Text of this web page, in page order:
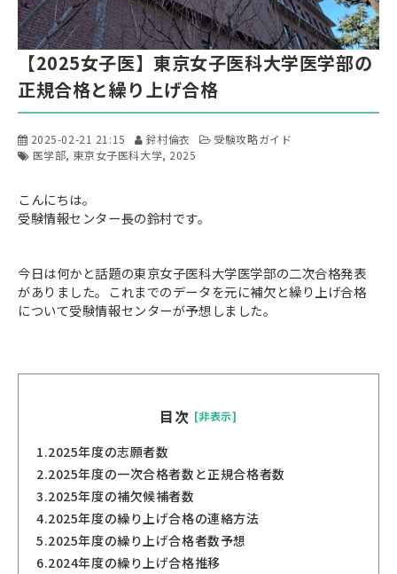
【2025女子医】東京女子医科大学医学部の
正規合格と繰り上げ合格
2025-02-21 21:15 鈴村倫衣
受験攻略ガイド
医学部 東京女子医科大学 2025
こんにちは。
受験情報センター長の鈴村です。
今日は何かと話題の東京女子医科大学医学部の二次合格発表
がありました。これまでのデータを元に補欠と繰り上げ合格
について受験情報センターが予想しました。
目次 [非表示]
1.2025年度の志願者数
2.2025年度の一次合格者数と正規合格者数
3.2025年度の補欠候補者数
4.2025年度の繰り上げ合格の連絡方法
5.2025年度の繰り上げ合格者数予想
6.2024年度の繰り上げ合格推移